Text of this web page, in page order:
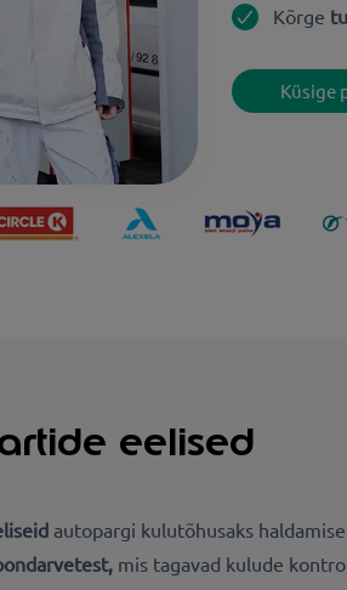
Kõrge
Küsige
eelised
autopargi kulutõhusaks
mis tagavad kulude